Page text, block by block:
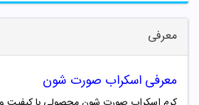
معرفی
معرفی اسکراب صورت شون